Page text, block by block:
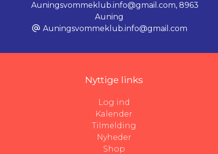
Auningsvommeklub.info@gmail.com, 8963
Auning
Auningsvommeklub.info@gmail.com
Nyttige links
Log ind
Kalender
Tilmelding
Nyheder
Shop